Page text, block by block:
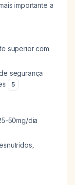
importante a
superior com
segurança
5
50mg/dia